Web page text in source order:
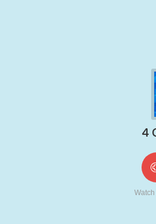
JOGO DA
VELHA